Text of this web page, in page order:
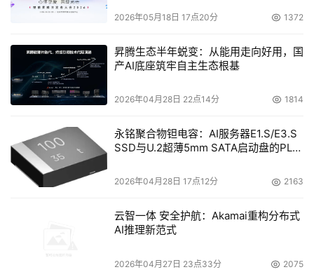
2026年05月18日 17点20分 1372
昇腾生态半年蜕变：从能用走向好用，国
产AI底座筑牢自主生态根基
2026年04月28日 22点14分 1814
永铭聚合物钽电容：AI服务器E1.S/E3.S
SSD与U.2超薄5mm SATA启动盘的PLP
2026年04月28日 17点12分 2163
云智一体 安全护航：Akamai重构分布式
AI推理新范式
2026年04月27日 23点33分 2075